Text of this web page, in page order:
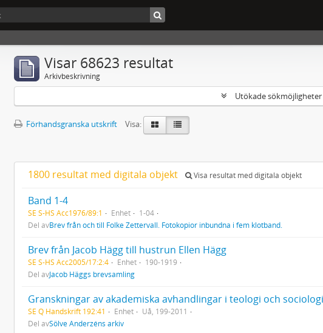
Visar 68623 resultat
Arkivbeskrivning
Utökade sökmöjligheter
Förhandsgranska utskrift Visa:
1800 resultat med digitala objekt Visa resultat med digitala objekt
Band 1-4
SE S-HS Acc1976/89:1 Enhet
1-04
Del avBrev från och till Folke Zettervall. Fotokopior inbundna i fem klotband.
Brev från Jacob Hägg till hustrun Ellen Hägg
SE S-HS Acc2005/17:2:4 Enhet
190-1919
Del avJacob Häggs brevsamling
Granskningar av akademiska avhandlingar i teologi och
SE Q Handskrift 192:41 Enhet
Uå, 199-2011
Del avSölve Anderzéns arkiv